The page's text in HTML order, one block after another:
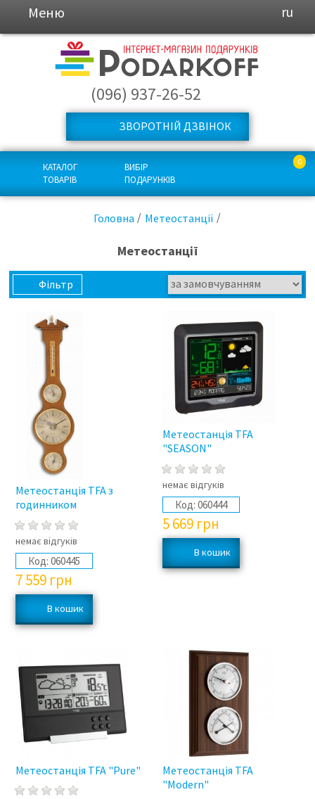
Меню ru
(096) 937-26-52
ЗВОРОТНІЙ ДЗВІНОК
КАТАЛОГ
ТОВАРІВ
ВИБІР
ПОДАРУНКІВ
0
Головна Метеостанції
Метеостанції
Фільтр
Метеостанція TFA з
годинником
немає відгуків
Код: 060445
7 559 грн
Метеостанція TFA
"SEASON"
немає відгуків
Код: 060444
5 669 грн
Метеостанція TFA "Pure"
Метеостанція TFA
"Modern"